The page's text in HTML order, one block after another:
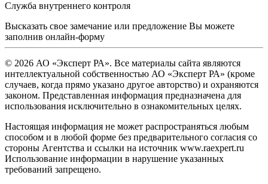
Служба внутреннего контроля
Высказать свое замечание или предложение Вы можете
заполнив онлайн-форму
© 2026 АО «Эксперт РА». Все материалы сайта являются
интеллектуальной собственностью АО «Эксперт РА» (кроме
случаев, когда прямо указано другое авторство) и охраняются
законом. Представленная информация предназначена для
использования исключительно в ознакомительных целях.
Настоящая информация не может распространяться любым
способом и в любой форме без предварительного согласия со
стороны Агентства и ссылки на источник www.raexpert.ru
Использование информации в нарушение указанных
требований запрещено.